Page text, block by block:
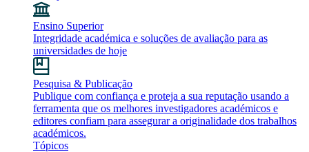
Ensino Superior
Integridade académica e soluções de avaliação para as
universidades de hoje
Pesquisa & Publicação
Publique com confiança e proteja a sua reputação usando a
ferramenta que os melhores investigadores académicos e
editores confiam para assegurar a originalidade dos trabalhos
académicos.
Tópicos